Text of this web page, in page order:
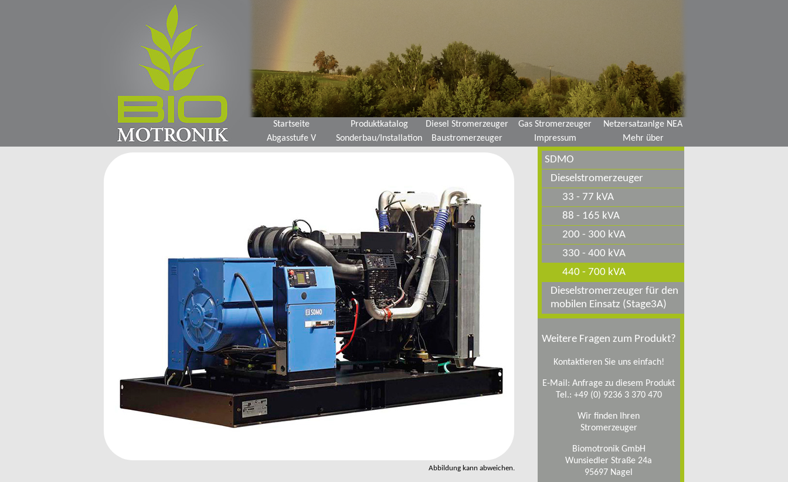
Startseite Produktkatalog Diesel Stromerzeuger Gas Stromerzeuger
Netzersatzanlge NEA
Abgasstufe V
Sonderbau/Installation Baustromerzeuger Impressum Mehr über
Abbildung kann abweichen.
SDMO
Dieselstromerzeuger
33 - 77 kVA
88 - 165 kVA
200 - 300 kVA
330 - 400 kVA
440 - 700 kVA
Dieselstromerzeuger für den
mobilen Einsatz (Stage3A)
Weitere Fragen zum Produkt?
Kontaktieren Sie uns einfach!
E-Mail: Anfrage zu diesem Produkt
Tel.: +49 (0) 9236 3 370 470
Wir finden Ihren
Stromerzeuger
Biomotronik GmbH
Wunsiedler Straße 24a
95697 Nagel